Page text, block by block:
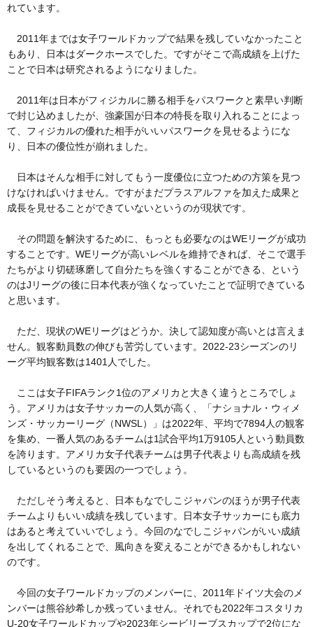
れています。
2011年までは女子ワールドカップで結果を残していなかったこと
もあり、日本はダークホースでした。ですがそこで高成績を上げた
ことで日本は研究されるようになりました。
2011年は日本がフィジカルに勝る相手をパスワークと素早い判断
で封じ込めましたが、強豪国が日本の特長を取り入れることによっ
て、フィジカルの優れた相手がいいパスワークを見せるようにな
り、日本の優位性が崩れました。
日本はそんな相手に対してもう一度優位に立つための方策を見つ
けなければいけません。ですがまだプラスアルファを加えた成果と
成長を見せることができていないというのが現状です。
その問題を解決するために、もっとも必要なのはWEリーグが成功
することです。WEリーグが高いレベルを維持できれば、そこで選手
たちがより切磋琢磨して自分たちを強くすることができる、という
のはJリーグの後に日本代表が強くなっていたことで証明できている
と思います。
ただ、現状のWEリーグはどうか。決して認知度が高いとは言えま
せん。観客動員数の伸びも苦労しています。2022-23シーズンのリ
ーグ平均観客数は1401人でした。
ここは女子FIFAランク1位のアメリカと大きく違うところでしょ
う。アメリカは女子サッカーの人気が高く、「ナショナル・ウィメ
ンズ・サッカーリーグ（NWSL）」は2022年、平均で7894人の観客
を集め、一番人気のあるチームは1試合平均1万9105人という動員数
を誇ります。アメリカ女子代表チームは男子代表よりも高成績を残
しているというのも要因の一つでしょう。
ただしそう考えると、日本もなでしこジャパンのほうが男子代表
チームよりもいい成績を残しています。日本女子サッカーにも底力
はあると考えていいでしょう。今回のなでしこジャパンがいい成績
を出してくれることで、風向きを変えることができるかもしれない
のです。
今回の女子ワールドカップのメンバーに、2011年ドイツ大会のメ
ンバーは熊谷紗希しか残っていません。それでも2022年コスタリカ
U-20女子ワールドカップや2023年シービリーブスカップで2位にな